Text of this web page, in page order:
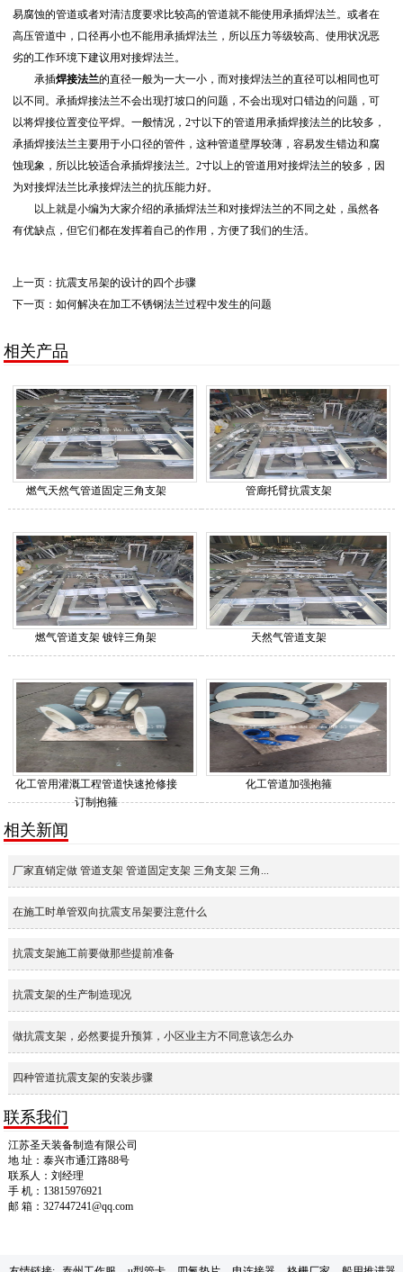
易腐蚀的管道或者对清洁度要求比较高的管道就不能使用承插焊法兰。或者在
高压管道中，口径再小也不能用承插焊法兰，所以压力等级较高、使用状况恶
劣的工作环境下建议用对接焊法兰。
承插焊接法兰的直径一般为一大一小，而对接焊法兰的直径可以相同也可
以不同。承插焊接法兰不会出现打坡口的问题，不会出现对口错边的问题，可
以将焊接位置变位平焊。一般情况，2寸以下的管道用承插焊接法兰的比较多，
承插焊接法兰主要用于小口径的管件，这种管道壁厚较薄，容易发生错边和腐
蚀现象，所以比较适合承插焊接法兰。2寸以上的管道用对接焊法兰的较多，因
为对接焊法兰比承接焊法兰的抗压能力好。
以上就是小编为大家介绍的承插焊法兰和对接焊法兰的不同之处，虽然各
有优缺点，但它们都在发挥着自己的作用，方便了我们的生活。
上一页：抗震支吊架的设计的四个步骤
下一页：如何解决在加工不锈钢法兰过程中发生的问题
相关产品
燃气天然气管道固定三角支架 管廊托臂抗震支架
燃气管道支架 镀锌三角架 天然气管道支架
化工管用灌溉工程管道快速抢修接
订制抱箍
化工管道加强抱箍
相关新闻
厂家直销定做 管道支架 管道固定支架 三角支架 三角...
在施工时单管双向抗震支吊架要注意什么
抗震支架施工前要做那些提前准备
抗震支架的生产制造现况
做抗震支架，必然要提升预算，小区业主方不同意该怎么办
四种管道抗震支架的安装步骤
联系我们
江苏圣天装备制造有限公司
地 址：泰兴市通江路88号
联系人：刘经理
手 机：13815976921
邮 箱：327447241@qq.com